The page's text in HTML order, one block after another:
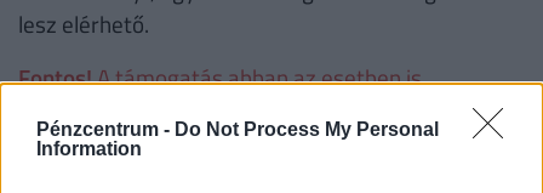
Pénzcentrum - Do Not Process My Personal
Information
lesz elérhető.
Fontos!A támogatás abban az esetben is
igényelhető korszerűsítésre és/vagy bővítésre, ha
korábban az adott lakásra már vettek igénybe